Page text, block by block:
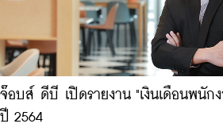
จ๊อบส์ ดีบี เปิดรายงาน "เงินเดือนพนัก
ปี 2564